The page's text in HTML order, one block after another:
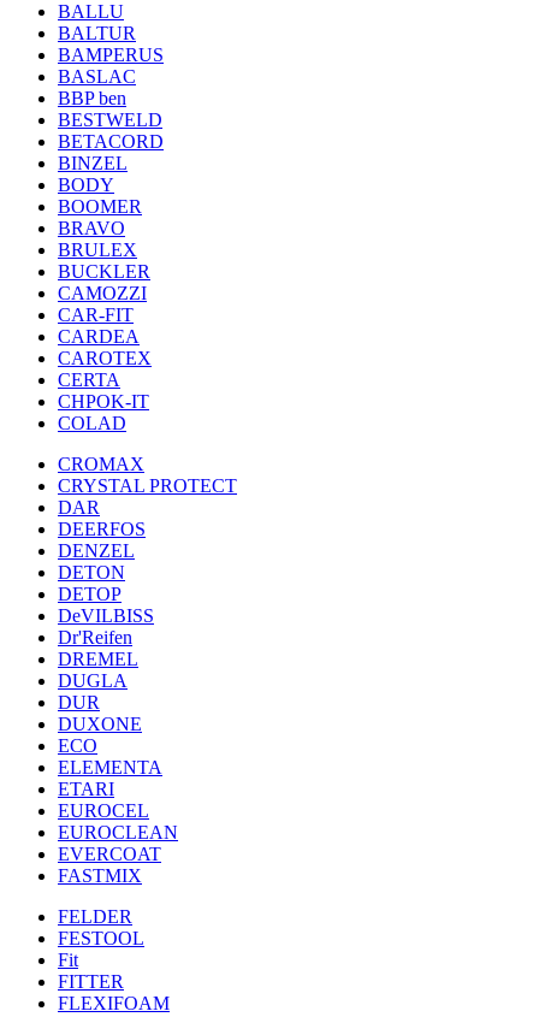
BALLU
BALTUR
BAMPERUS
BASLAC
BBP ben
BESTWELD
BETACORD
BINZEL
BODY
BOOMER
BRAVO
BRULEX
BUCKLER
CAMOZZI
CAR-FIT
CARDEA
CAROTEX
CERTA
CHPOK-IT
COLAD
CROMAX
CRYSTAL PROTECT
DAR
DEERFOS
DENZEL
DETON
DETOP
DeVILBISS
Dr'Reifen
DREMEL
DUGLA
DUR
DUXONE
ECO
ELEMENTA
ETARI
EUROCEL
EUROCLEAN
EVERCOAT
FASTMIX
FELDER
FESTOOL
Fit
FITTER
FLEXIFOAM